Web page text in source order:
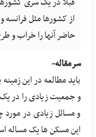
از کشورها مثل
حاضر آنها را خراب و
سرمقاله-
باید مطالعه در این
و جمعیت زیادی را در
و مسائل زیادی در
این مسکن ها یک مساله